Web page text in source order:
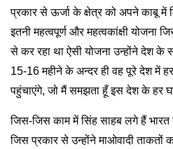
प्रकार से ऊर्जा के क्षेत्र को अपने काबू में
इतनी महत्वपूर्ण और महत्वकांक्षी योजना
से कर रहा था ऐसी योजना उन्होंने देश के
15-16 महीने के अन्दर ही वह पूरे देश में
पहुंचाएंगे, जो मैं समझता हूँ इस देश के हर
जिस-जिस काम में सिंह साहब लगे हैं
जिस प्रकार से उन्होंने माओवादी ताकतों